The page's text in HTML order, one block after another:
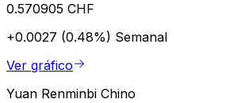
0.570905 CHF
+0.0027 (0.48%) Semanal
Ver gráfico
Yuan Renminbi Chino